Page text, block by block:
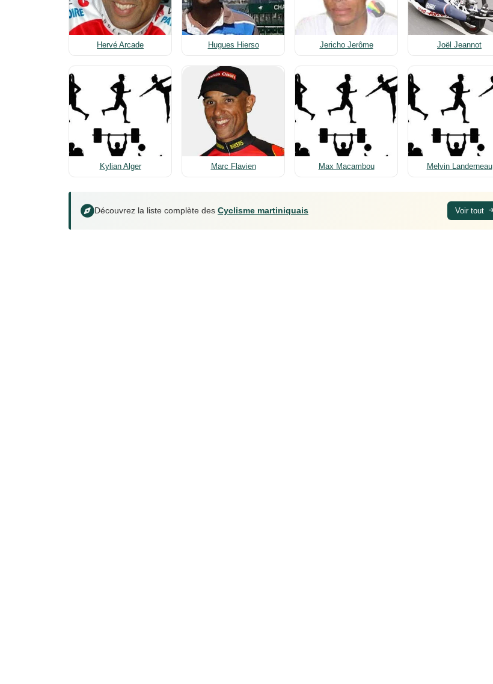
Hervé Arcade Hugues Hierso Jericho Jerôme Joël Jeannot
Kylian Alger Marc Flavien Max Macambou Melvin Landerneau
Découvrez la liste complète des Cyclisme martiniquais Voir tout